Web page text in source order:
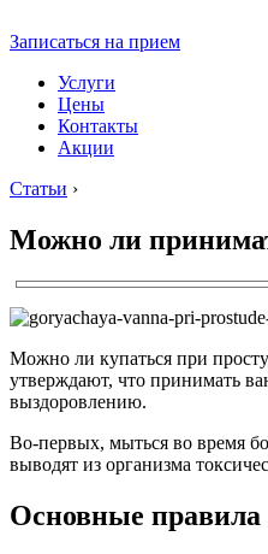
Записаться на прием
Услуги
Цены
Контакты
Акции
Статьи ›
Можно ли
Можно ли купаться при
утверждают, что принимать
выздоровлению.
Во-первых, мыться во время
выводят из организма
Основные правила